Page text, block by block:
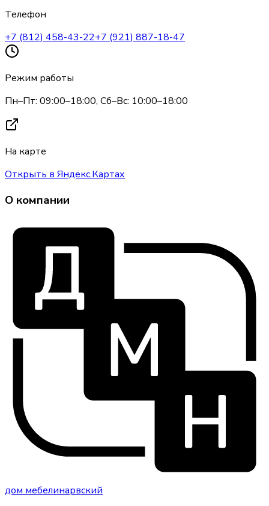
Телефон
+7 (812) 458-43-22+7 (921) 887-18-47
Режим работы
Пн–Пт: 09:00–18:00, Сб–Вс: 10:00–18:00
На карте
Открыть в Яндекс.Картах
О компании
дом мебелинарвский